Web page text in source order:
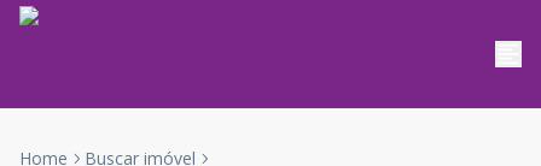
Home
Buscar imóvel